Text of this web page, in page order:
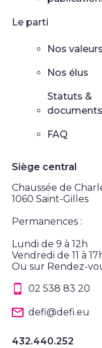
Le parti
Nos valeurs
Nos élus
Statuts &
documents
FAQ
Siège central
Chaussée de
1060 Saint-Gilles
Permanences :
Lundi de 9 à 12h
Vendredi de 11 à
Ou sur Rendez-
02 538 83 20
defi@defi.eu
432.440.252